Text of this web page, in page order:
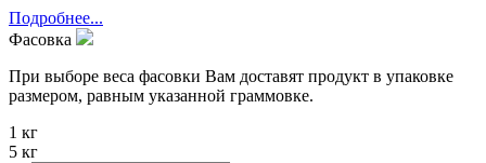
Подробнее...
Фасовка
При выборе веса фасовки Вам доставят продукт в упаковке
размером, равным указанной граммовке.
1 кг
5 кг